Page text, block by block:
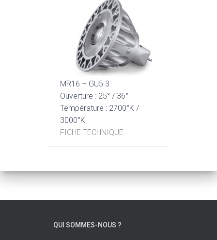
MR16 – GU5.3
Ouverture : 25° / 36°
Température : 2700°K /
3000°K
FICHE TECHNIQUE
QUI SOMMES-NOUS ?